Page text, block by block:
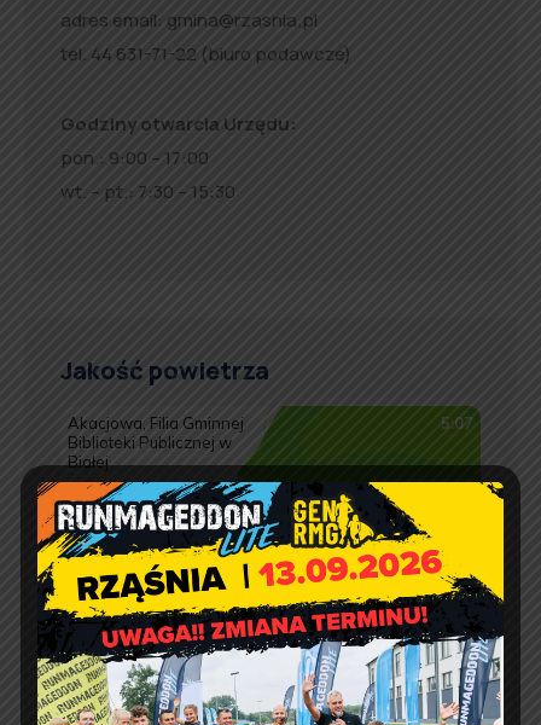
adres email: gmina@rzasnia.pl
tel. 44 631-71-22 (biuro podawcze)
Godziny otwarcia Urzędu:
pon.: 9:00 – 17:00
wt. – pt.: 7:30 – 15:30
Jakość powietrza